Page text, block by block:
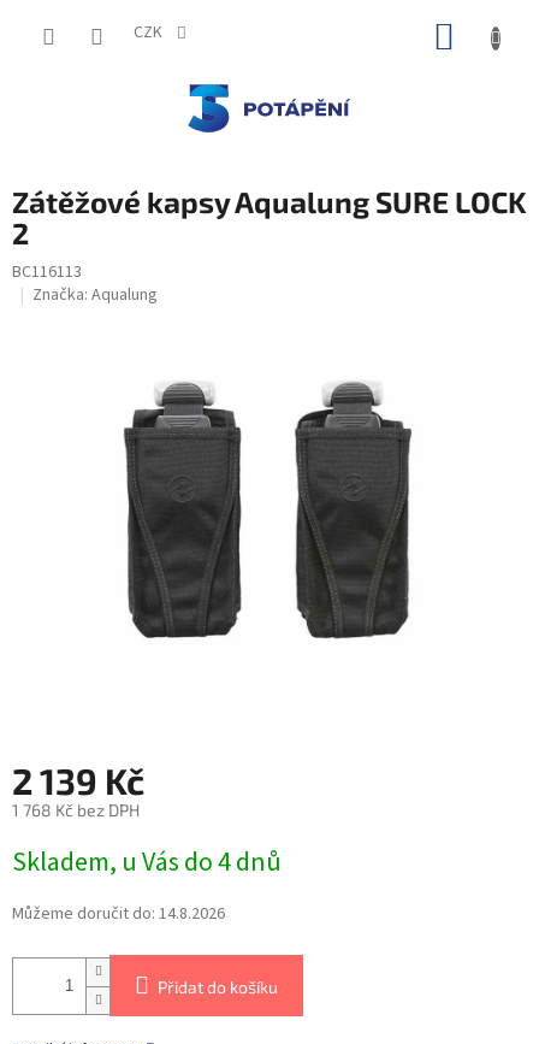
CZK
Zátěžové kapsy Aqualung SURE LOCK
2
BC116113
Značka: Aqualung
2 139 Kč
1 768 Kč bez DPH
Skladem, u Vás do 4 dnů
Můžeme doručit do: 14.8.2026
Přidat do košíku